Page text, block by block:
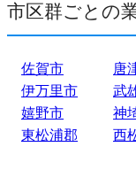
市区群ごとの
佐賀市 唐
伊万里市
武
嬉野市
神
東松浦郡
西